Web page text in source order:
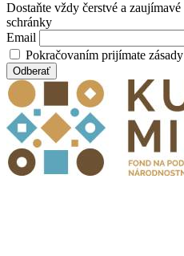
Dostaňte vždy čerstvé a
schránky
Email
Pokračovaním prijímate